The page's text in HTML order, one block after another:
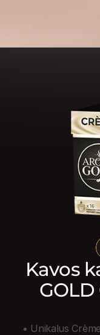
Kavos
• Unikalus